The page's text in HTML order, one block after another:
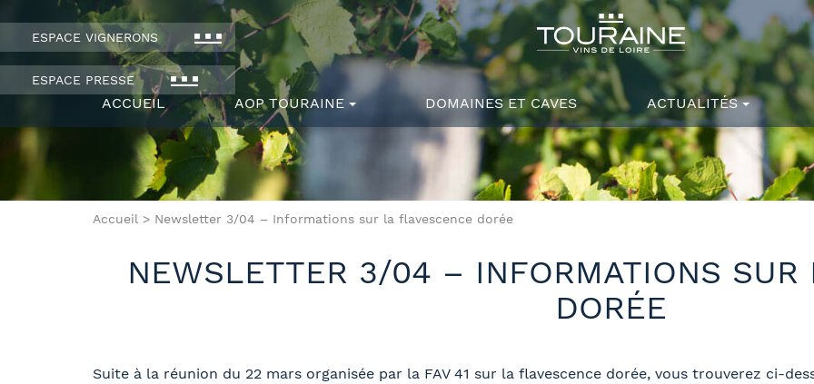
ESPACE VIGNERONS
ESPACE PRESSE
ACCUEIL AOP TOURAINE DOMAINES ET CAVES ACTUALITÉS
Accueil > Newsletter 3/04 – Informations sur la flavescence dorée
NEWSLETTER 3/04 – INFORMATIONS SUR
DORÉE
Suite à la réunion du 22 mars organisée par la FAV 41 sur la flavescence dorée, vous trouverez ci-